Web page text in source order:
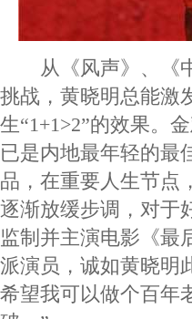
从《风声》、《中
挑战，黄晓明总能激
生“1+1>2”的效果。
已是内地最年轻的最
品，在重要人生节点
逐渐放缓步调，对于
监制并主演电影《最
派演员，诚如黄晓明
希望我可以做个百年